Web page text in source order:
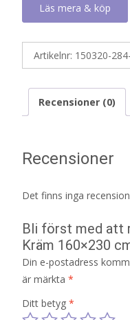
Läs mera & köp
Artikelnr: 150320-
Recensioner (0)
Recensioner
Det finns inga
Bli först med att
Kräm 160×230
Din e-postadress
är märkta *
Ditt betyg *